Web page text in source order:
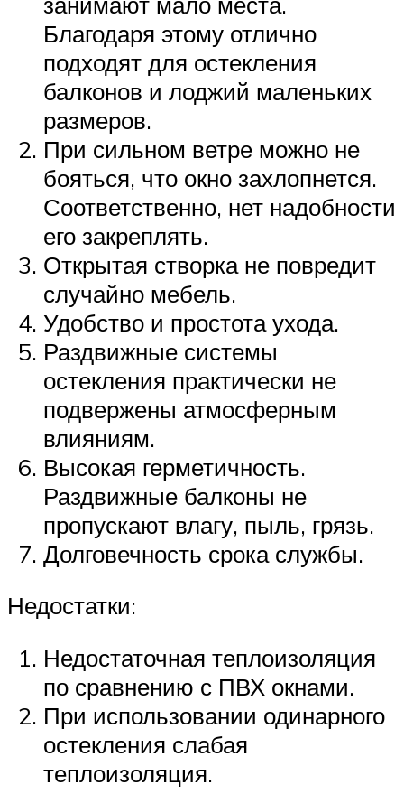
Благодаря этому отлично
подходят для остекления
балконов и лоджий маленьких
размеров.
При сильном ветре можно не
бояться, что окно захлопнется.
Соответственно, нет надобности
его закреплять.
Открытая створка не повредит
случайно мебель.
Удобство и простота ухода.
Раздвижные системы
остекления практически не
подвержены атмосферным
влияниям.
Высокая герметичность.
Раздвижные балконы не
пропускают влагу, пыль, грязь.
Долговечность срока службы.
Недостатки:
Недостаточная теплоизоляция
по сравнению с ПВХ окнами.
При использовании одинарного
остекления слабая
теплоизоляция.